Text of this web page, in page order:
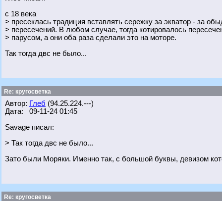
с 18 века
> пресеклась традиция вставлять сережку за экватор - за
> пересечений. В любом случае, тогда котировалось
> парусом, а они оба раза сделали это на моторе.
Так тогда двс не было...
Re: кругосветка
Автор: Глеб (94.25.224.---)
Дата: 09-11-24 01:45
Savage писал:
> Так тогда двс не было...
Зато были Моряки. Именно так, с большой буквы, девизом
Re: кругосветка